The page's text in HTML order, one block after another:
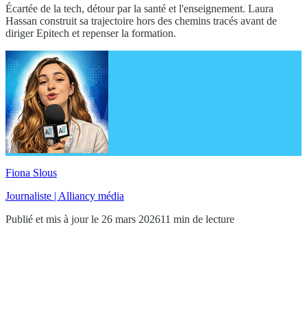
Écartée de la tech, détour par la santé et l'enseignement. Laura
Hassan construit sa trajectoire hors des chemins tracés avant de
diriger Epitech et repenser la formation.
Fiona Slous
Journaliste | Alliancy média
Publié et mis à jour le 26 mars 202611 min de lecture